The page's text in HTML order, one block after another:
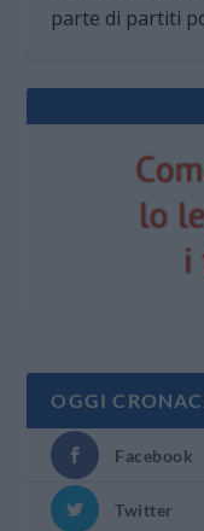
parte di partiti
OGGI
Facebook
Twitter